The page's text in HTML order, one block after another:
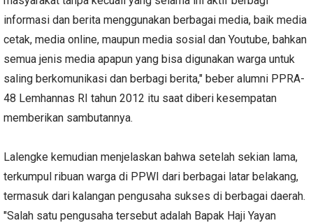
informasi dan berita menggunakan berbagai media, baik media
cetak, media online, maupun media sosial dan Youtube, bahkan
semua jenis media apapun yang bisa digunakan warga untuk
saling berkomunikasi dan berbagi berita," beber alumni PPRA-
48 Lemhannas RI tahun 2012 itu saat diberi kesempatan
memberikan sambutannya.
Lalengke kemudian menjelaskan bahwa setelah sekian lama,
terkumpul ribuan warga di PPWI dari berbagai latar belakang,
termasuk dari kalangan pengusaha sukses di berbagai daerah.
"Salah satu pengusaha tersebut adalah Bapak Haji Yayan